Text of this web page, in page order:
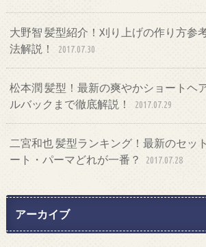
大野智 髪型紹介！刈り上げの作り方参
法解説！
2017.07.30
松本潤 髪型！最新の爽やかショートヘ
ルバックまで徹底解説！
2017.07.29
二宮和也 髪型ランキング！最新のセッ
ート・パーマどれが一番？
2017.07.28
アーカイブ